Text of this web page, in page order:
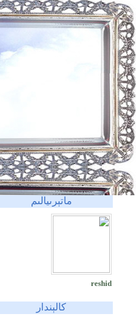
ماتېرىيالىم
reshid
كالېندار